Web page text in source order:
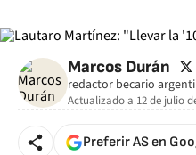
Marcos Durán
redactor becario
Actualizado a 12 de julio
Preferir AS en